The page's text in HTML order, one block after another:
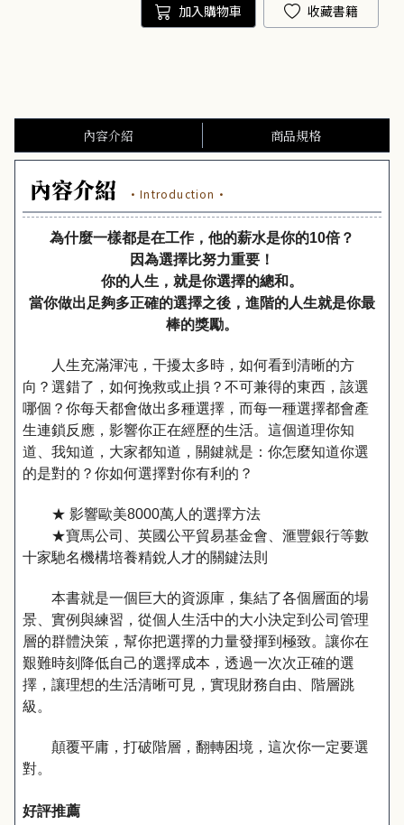
加入購物車 收藏書籍
內容介紹 商品規格
內容介紹 ·Introduction·
為什麼一樣都是在工作，他的薪水是你的10倍？
因為選擇比努力重要！
你的人生，就是你選擇的總和。
當你做出足夠多正確的選擇之後，進階的人生就是你最
棒的獎勵。
人生充滿渾沌，干擾太多時，如何看到清晰的方
向？選錯了，如何挽救或止損？不可兼得的東西，該選
哪個？你每天都會做出多種選擇，而每一種選擇都會產
生連鎖反應，影響你正在經歷的生活。這個道理你知
道、我知道，大家都知道，關鍵就是：你怎麼知道你選
的是對的？你如何選擇對你有利的？
★ 影響歐美8000萬人的選擇方法
★寶馬公司、英國公平貿易基金會、滙豐銀行等數
十家馳名機構培養精銳人才的關鍵法則
本書就是一個巨大的資源庫，集結了各個層面的場
景、實例與練習，從個人生活中的大小決定到公司管理
層的群體決策，幫你把選擇的力量發揮到極致。讓你在
艱難時刻降低自己的選擇成本，透過一次次正確的選
擇，讓理想的生活清晰可見，實現財務自由、階層跳
級。
顛覆平庸，打破階層，翻轉困境，這次你一定要選
對。
好評推薦